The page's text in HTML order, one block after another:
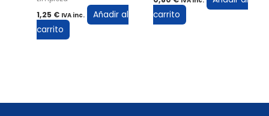
1,25 € IVA inc.
Añadir al
carrito
carrito